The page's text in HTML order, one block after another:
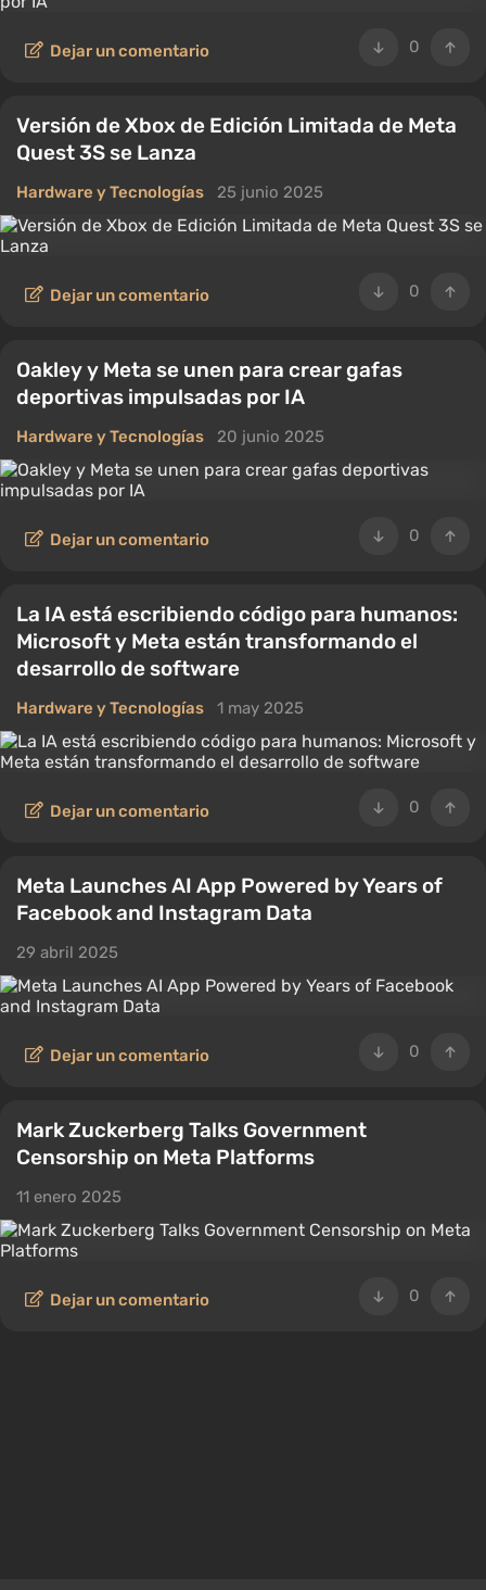
0
Dejar un comentario
Versión de Xbox de Edición Limitada de Meta
Quest 3S se Lanza
Hardware y Tecnologías 25 junio 2025
0
Dejar un comentario
Oakley y Meta se unen para crear gafas
deportivas impulsadas por IA
Hardware y Tecnologías 20 junio 2025
0
Dejar un comentario
La IA está escribiendo código para humanos:
Microsoft y Meta están transformando el
desarrollo de software
Hardware y Tecnologías 1 may 2025
0
Dejar un comentario
Meta Launches AI App Powered by Years of
Facebook and Instagram Data
29 abril 2025
0
Dejar un comentario
Mark Zuckerberg Talks Government
Censorship on Meta Platforms
11 enero 2025
0
Dejar un comentario